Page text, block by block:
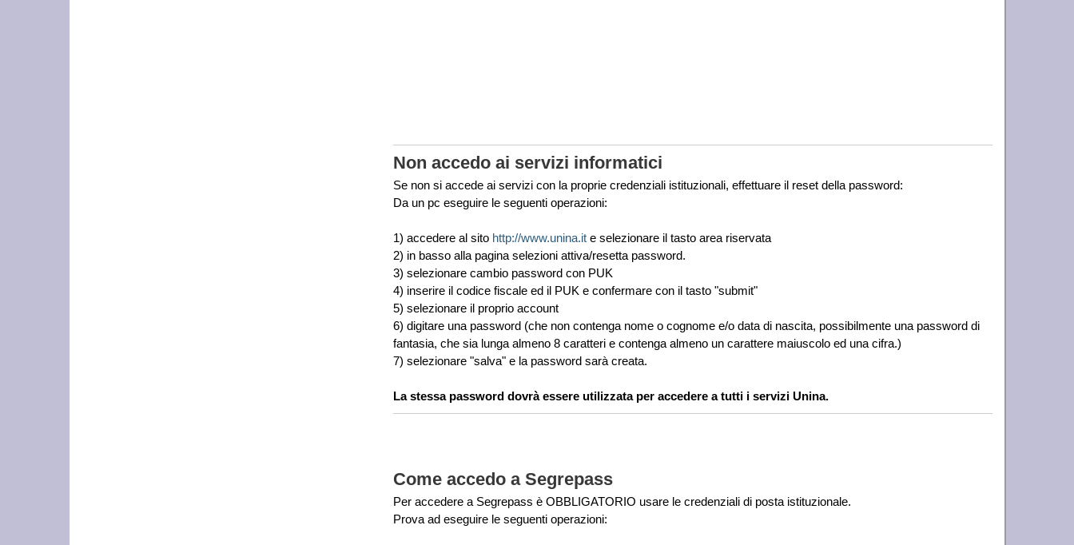
Non accedo ai servizi informatici
Se non si accede ai servizi con la proprie credenziali istituzionali, effettuare il reset della password:
Da un pc eseguire le seguenti operazioni:
1) accedere al sito http://www.unina.it e selezionare il tasto area riservata
2) in basso alla pagina selezioni attiva/resetta password.
3) selezionare cambio password con PUK
4) inserire il codice fiscale ed il PUK e confermare con il tasto "submit"
5) selezionare il proprio account
6) digitare una password (che non contenga nome o cognome e/o data di nascita, possibilmente una password di
fantasia, che sia lunga almeno 8 caratteri e contenga almeno un carattere maiuscolo ed una cifra.)
7) selezionare "salva" e la password sarà creata.
La stessa password dovrà essere utilizzata per accedere a tutti i servizi Unina.
Come accedo a Segrepass
Per accedere a Segrepass è OBBLIGATORIO usare le credenziali di posta istituzionale.
Prova ad eseguire le seguenti operazioni: